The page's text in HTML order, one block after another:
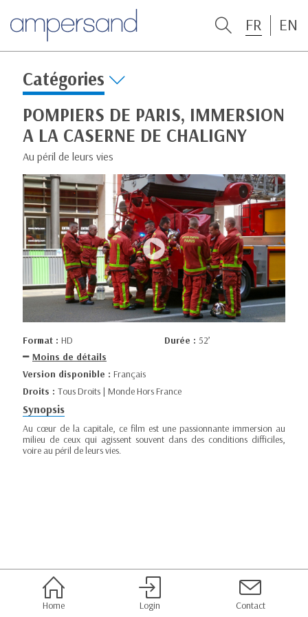
FR EN
Catégories
POMPIERS DE PARIS, IMMERSION
A LA CASERNE DE CHALIGNY
Au péril de leurs vies
Format : HD Durée : 52’
Moins de détails
Version disponible : Français
Droits : Tous Droits | Monde Hors France
Synopsis
Au cœur de la capitale, ce film est une passionnante immersion au
milieu de ceux qui agissent souvent dans des conditions difficiles,
voire au péril de leurs vies.
Home Login Contact